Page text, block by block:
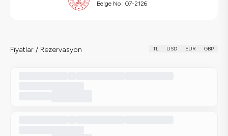
Belge No : 07-2126
Fiyatlar / Rezervasyon TL USD EUR GBP